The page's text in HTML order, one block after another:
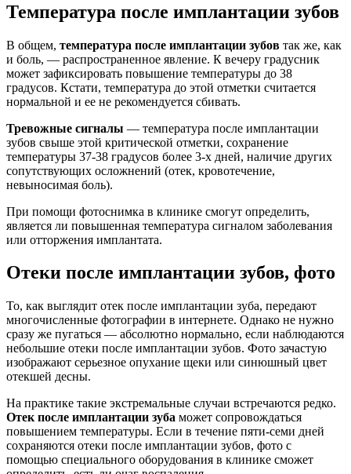
Температура после имплантации зубов
В общем, температура после имплантации зубов так же, как
и боль, — распространенное явление. К вечеру градусник
может зафиксировать повышение температуры до 38
градусов. Кстати, температура до этой отметки считается
нормальной и ее не рекомендуется сбивать.
Тревожные сигналы — температура после имплантации
зубов свыше этой критической отметки, сохранение
температуры 37-38 градусов более 3-х дней, наличие других
сопутствующих осложнений (отек, кровотечение,
невыносимая боль).
При помощи фотоснимка в клинике смогут определить,
является ли повышенная температура сигналом заболевания
или отторжения имплантата.
Отеки после имплантации зубов, фото
То, как выглядит отек после имплантации зуба, передают
многочисленные фотографии в интернете. Однако не нужно
сразу же пугаться — абсолютно нормально, если наблюдаются
небольшие отеки после имплантации зубов. Фото зачастую
изображают серьезное опухание щеки или синюшный цвет
отекшей десны.
На практике такие экстремальные случаи встречаются редко.
Отек после имплантации зуба может сопровождаться
повышением температуры. Если в течение пяти-семи дней
сохраняются отеки после имплантации зубов, фото с
помощью специального оборудования в клинике сможет